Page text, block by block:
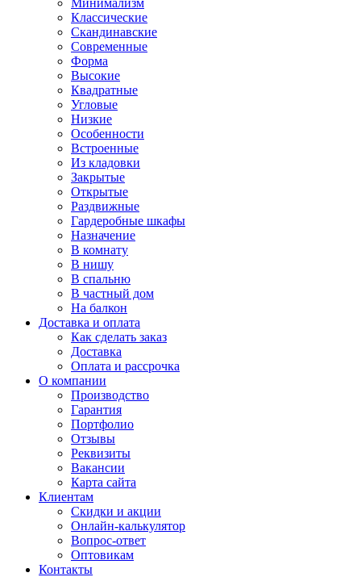
Минимализм
Классические
Скандинавские
Современные
Форма
Высокие
Квадратные
Угловые
Низкие
Особенности
Встроенные
Из кладовки
Закрытые
Открытые
Раздвижные
Гардеробные шкафы
Назначение
В комнату
В нишу
В спальню
В частный дом
На балкон
Доставка и оплата
Как сделать заказ
Доставка
Оплата и рассрочка
О компании
Производство
Гарантия
Портфолио
Отзывы
Реквизиты
Вакансии
Карта сайта
Клиентам
Скидки и акции
Онлайн-калькулятор
Вопрос-ответ
Оптовикам
Контакты